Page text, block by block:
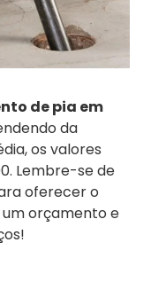
de pia em
da
os valores
Lembre-se de
oferecer o
orçamento e